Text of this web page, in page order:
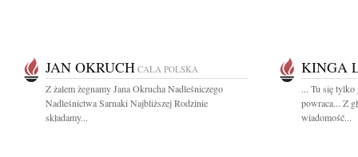
JAN OKRUCH CAŁA POLSKA
Z żalem żegnamy Jana Okrucha Nadleśniczego
Nadleśnictwa Sarnaki Najbliższej Rodzinie
składamy...
KINGA
... Tu się tylko
powraca... Z
wiadomość...